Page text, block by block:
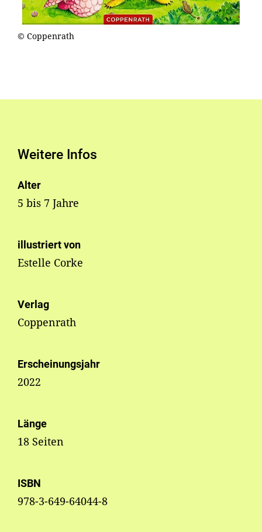
© Coppenrath
Weitere Infos
Alter
5 bis 7 Jahre
illustriert von
Estelle Corke
Verlag
Coppenrath
Erscheinungsjahr
2022
Länge
18 Seiten
ISBN
978-3-649-64044-8